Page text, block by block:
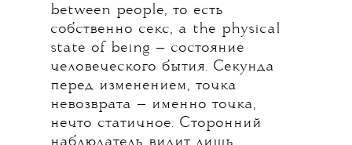
between people, то есть
собственно секс, а the physical
state of being — состояние
человеческого бытия. Секунда
перед изменением, точка
невозврата — именно точка,
нечто статичное. Сторонний
наблюдатель видит лишь